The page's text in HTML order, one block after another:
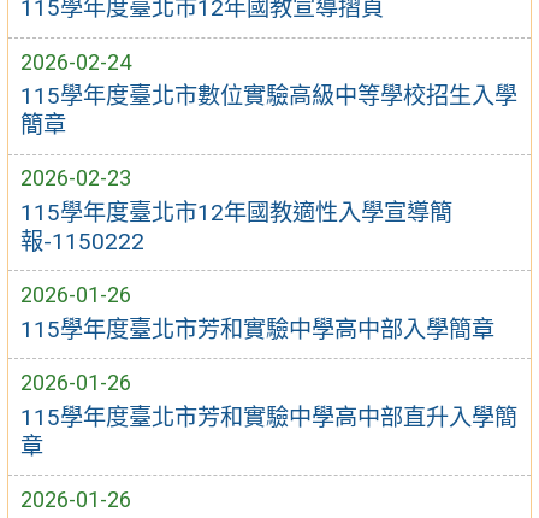
115學年度臺北市12年國教宣導摺頁
2026-02-24
115學年度臺北市數位實驗高級中等學校招生入學
簡章
2026-02-23
115學年度臺北市12年國教適性入學宣導簡
報-1150222
2026-01-26
115學年度臺北市芳和實驗中學高中部入學簡章
2026-01-26
115學年度臺北市芳和實驗中學高中部直升入學簡
章
2026-01-26